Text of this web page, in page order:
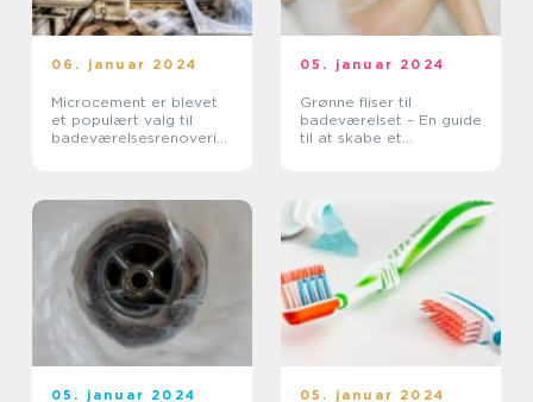
06. januar 2024
Microcement er blevet
et populært valg til
badeværelsesrenoverin
æstetiske appel og
alsid...
05. januar 2024
Grønne fliser til
badeværelset – En guide
til at skabe et
05. januar 2024 05. januar 2024